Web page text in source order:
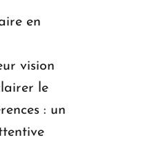
en
vision
le
: un